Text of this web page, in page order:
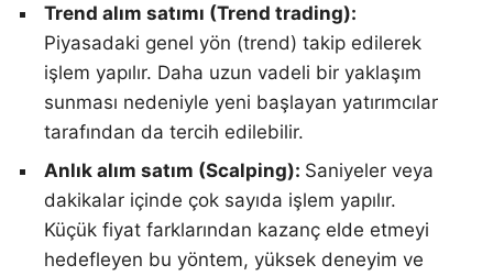
Trend alım satımı (Trend trading):
Piyasadaki genel yön (trend) takip edilerek
işlem yapılır. Daha uzun vadeli bir yaklaşım
sunması nedeniyle yeni başlayan yatırımcılar
tarafından da tercih edilebilir.
Anlık alım satım (Scalping): Saniyeler veya
dakikalar içinde çok sayıda işlem yapılır.
Küçük fiyat farklarından kazanç elde etmeyi
hedefleyen bu yöntem, yüksek deneyim ve